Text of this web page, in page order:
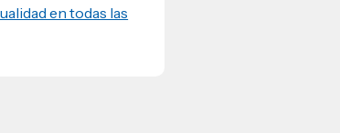
en todas las